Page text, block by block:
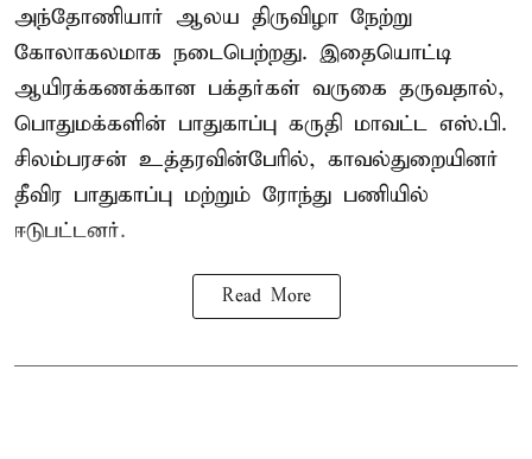
அந்தோணியார் ஆலய திருவிழா நேற்று
கோலாகலமாக நடைபெற்றது. இதையொட்டி
ஆயிரக்கணக்கான பக்தர்கள் வருகை தருவதால்,
பொதுமக்களின் பாதுகாப்பு கருதி மாவட்ட எஸ்.பி.
சிலம்பரசன் உத்தரவின்பேரில், காவல்துறையினர்
தீவிர பாதுகாப்பு மற்றும் ரோந்து பணியில்
ஈடுபட்டனர்.
Read More